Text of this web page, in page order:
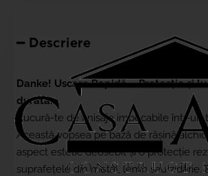
Descriere
Danke! Uscare Rapidă – Protecție și
durată.
Bucură-te de finisaje impecabile într-un
Această vopsea pe bază de rășină
aspect estetic deosebit și o protecție
suprafețele din metal, lemn sau zidărie.